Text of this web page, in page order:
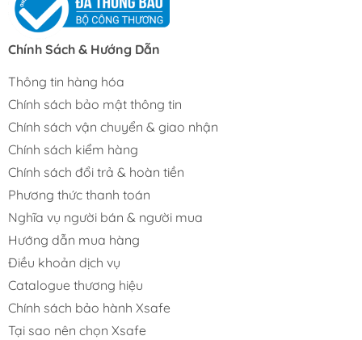
Chính Sách & Hướng Dẫn
Thông tin hàng hóa
Chính sách bảo mật thông tin
Chính sách vận chuyển & giao nhận
Chính sách kiểm hàng
Chính sách đổi trả & hoàn tiền
Phương thức thanh toán
Nghĩa vụ người bán & người mua
Hướng dẫn mua hàng
Điều khoản dịch vụ
Catalogue thương hiệu
Chính sách bảo hành Xsafe
Tại sao nên chọn Xsafe